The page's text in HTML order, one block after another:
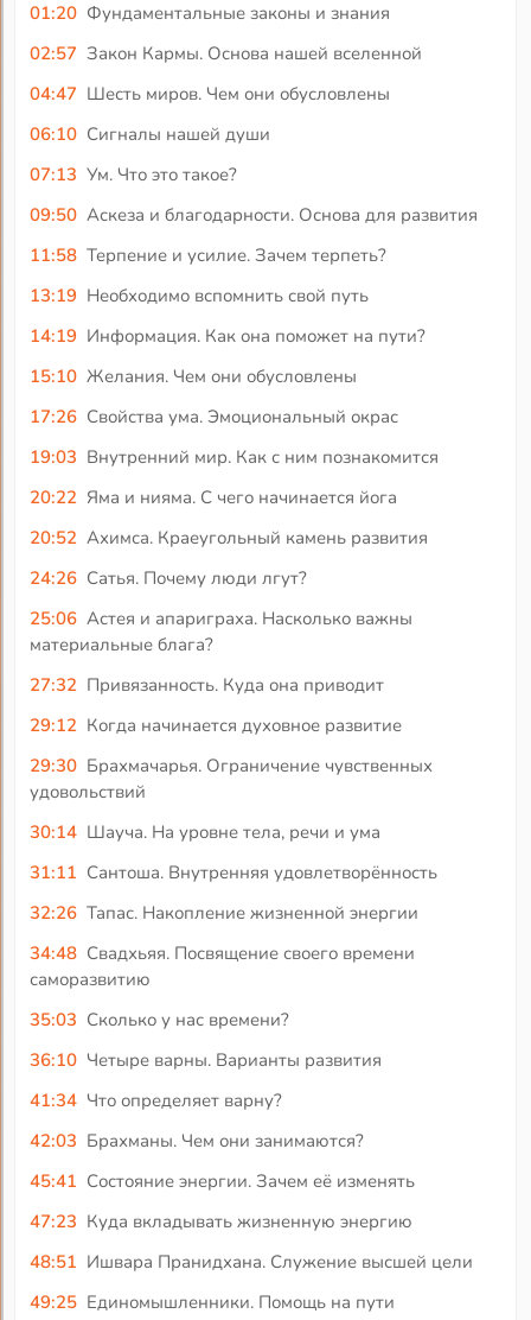
01:20 Фундаментальные законы и знания
02:57 Закон Кармы. Основа нашей вселенной
04:47 Шесть миров. Чем они обусловлены
06:10 Сигналы нашей души
07:13 Ум. Что это такое?
09:50 Аскеза и благодарности. Основа для развития
11:58 Терпение и усилие. Зачем терпеть?
13:19 Необходимо вспомнить свой путь
14:19 Информация. Как она поможет на пути?
15:10 Желания. Чем они обусловлены
17:26 Свойства ума. Эмоциональный окрас
19:03 Внутренний мир. Как с ним познакомится
20:22 Яма и нияма. С чего начинается йога
20:52 Ахимса. Краеугольный камень развития
24:26 Сатья. Почему люди лгут?
25:06 Астея и апариграха. Насколько важны
материальные блага?
27:32 Привязанность. Куда она приводит
29:12 Когда начинается духовное развитие
29:30 Брахмачарья. Ограничение чувственных
удовольствий
30:14 Шауча. На уровне тела, речи и ума
31:11 Сантоша. Внутренняя удовлетворённость
32:26 Тапас. Накопление жизненной энергии
34:48 Свадхьяя. Посвящение своего времени
саморазвитию
35:03 Сколько у нас времени?
36:10 Четыре варны. Варианты развития
41:34 Что определяет варну?
42:03 Брахманы. Чем они занимаются?
45:41 Состояние энергии. Зачем её изменять
47:23 Куда вкладывать жизненную энергию
48:51 Ишвара Пранидхана. Служение высшей цели
49:25 Единомышленники. Помощь на пути